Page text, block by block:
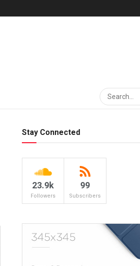
Stay Connected
23.9k
Followers
99
Subscribers